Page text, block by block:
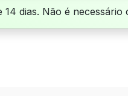
14 dias. Não é necessário